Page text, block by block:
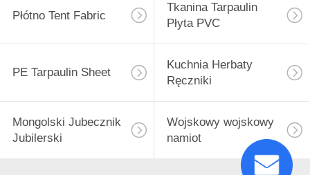
Płótno Tent Fabric
Tkanina Tarpaulin
Płyta PVC
PE Tarpaulin Sheet
Kuchnia Herbaty
Ręczniki
Mongolski Jubecznik
Jubilerski
Wojskowy wojskowy
namiot